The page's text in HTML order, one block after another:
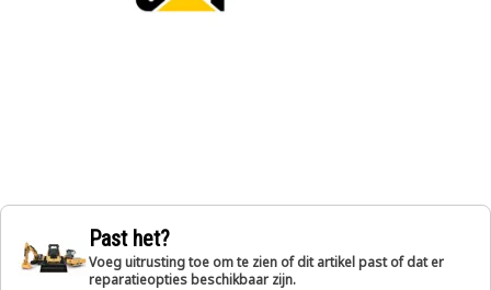
Past het?
Voeg uitrusting toe om te zien of dit artikel past of dat er
reparatieopties beschikbaar zijn.